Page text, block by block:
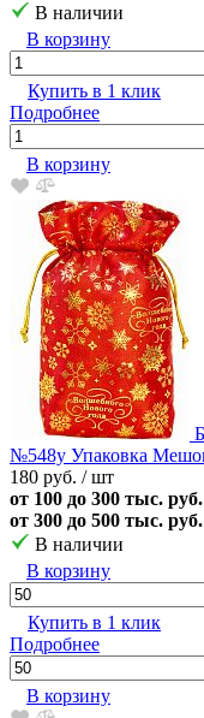
В наличии
В корзину
Купить в 1 клик
Подробнее
В корзину
№548у Упаковка
180 руб. / шт
от 100 до 300 тыс.
от 300 до 500 тыс.
В наличии
В корзину
Купить в 1 клик
Подробнее
В корзину